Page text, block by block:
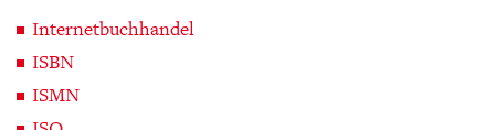
Internetbuchhandel
ISBN
ISMN